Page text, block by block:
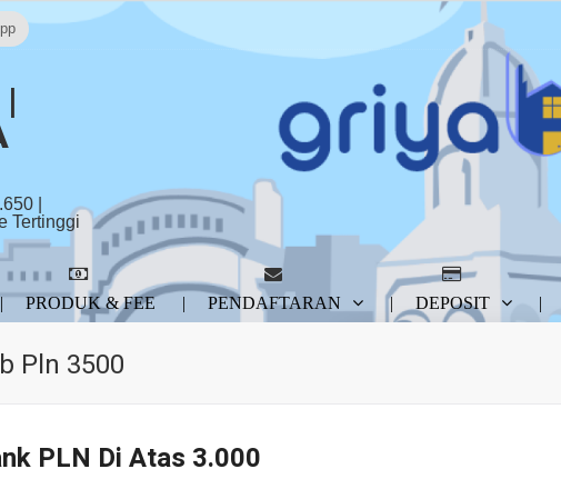
|
Tertinggi
PRODUK & FEE PENDAFTARAN DEPOSIT
Pln 3500
PLN Di Atas 3.000